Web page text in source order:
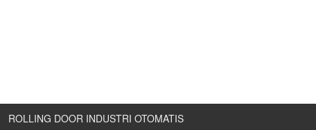
ROLLING DOOR INDUSTRI OTOMATIS